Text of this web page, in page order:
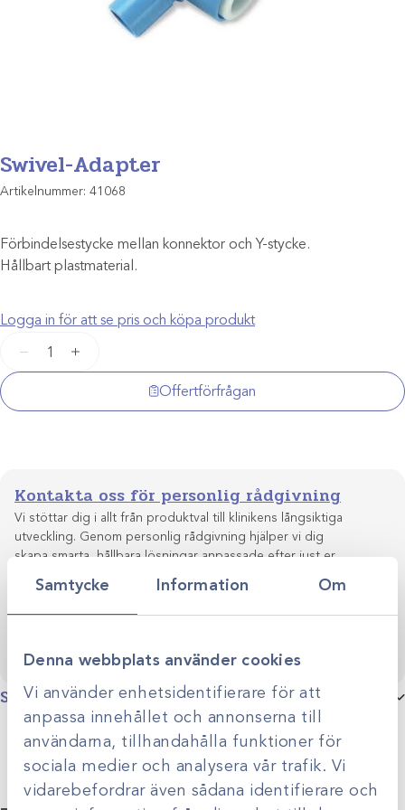
Samtycke Information Om
Denna webbplats använder cookies
Vi använder enhetsidentifierare för att
anpassa innehållet och annonserna till
användarna, tillhandahålla funktioner för
sociala medier och analysera vår trafik. Vi
vidarebefordrar även sådana identifierare och
Swivel-Adapter
Artikelnummer: 41068
Förbindelsestycke mellan konnektor och Y-stycke.
Hållbart plastmaterial.
Logga in för att se pris och köpa produkt
mängd
+
Offertförfrågan
Specifikationer
Produktgrupp Patientkopplingar
Kontakta oss för personlig rådgivning
Vi stöttar dig i allt från produktval till klinikens långsiktiga
utveckling. Genom personlig rådgivning hjälper vi dig
skapa smarta, hållbara lösningar anpassade efter just er